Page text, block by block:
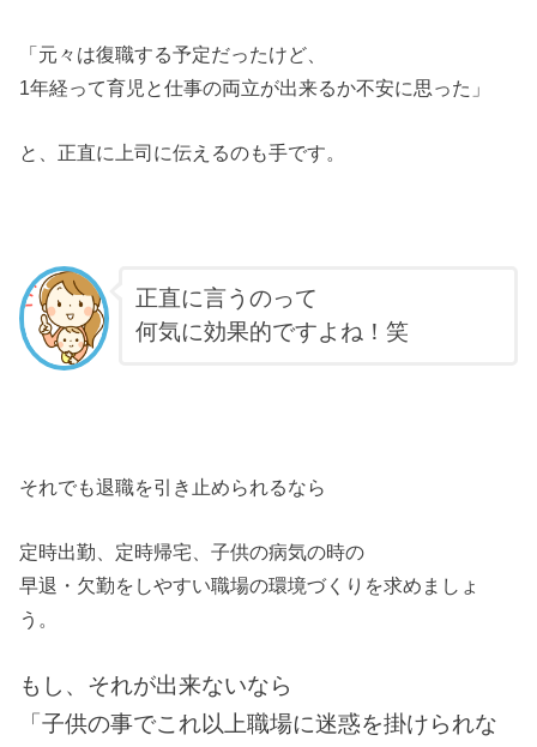
「元々は復職する予定だったけど、
1年経って育児と仕事の両立が出来るか不安に思った」
と、正直に上司に伝えるのも手です。
正直に言うのって
何気に効果的ですよね！笑
それでも退職を引き止められるなら
定時出勤、定時帰宅、子供の病気の時の
早退・欠勤をしやすい職場の環境づくりを求めましょ
う。
もし、それが出来ないなら
「子供の事でこれ以上職場に迷惑を掛けられな